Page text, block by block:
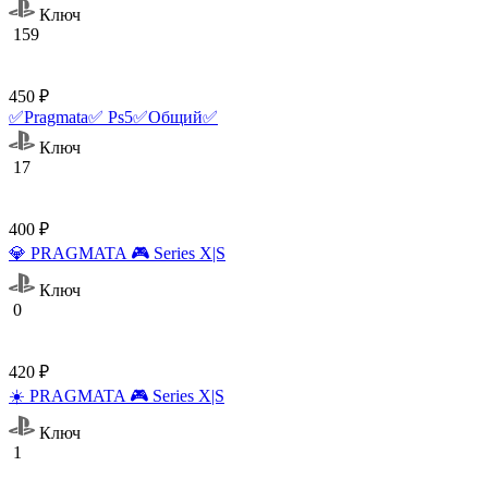
Ключ
159
450 ₽
✅Pragmata✅ Ps5✅Общий✅
Ключ
17
400 ₽
💎 PRAGMATA 🎮 Series X|S
Ключ
0
420 ₽
☀️ PRAGMATA 🎮 Series X|S
Ключ
1